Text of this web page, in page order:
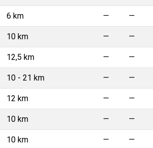
6 km — —
10 km — —
12,5 km — —
10 - 21 km — —
12 km — —
10 km — —
10 km — —